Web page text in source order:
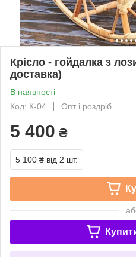
Крісло - гойдалка з
доставка)
В наявності
Код: К-04
Опт і роздріб
5 400 ₴
5 100 ₴ від 2 шт.